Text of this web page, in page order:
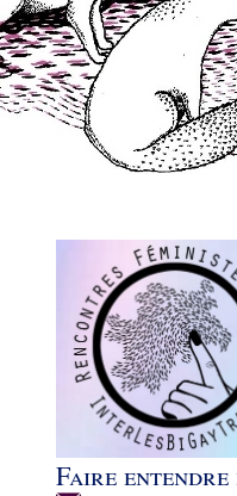
Faire entendre